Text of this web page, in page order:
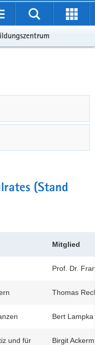
(Stand
Mitglied
Prof. Dr.
Thomas
Bert
und für
Birgit